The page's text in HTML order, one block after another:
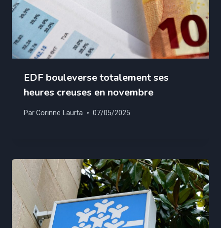
EDF bouleverse totalement ses
heures creuses en novembre
ParCorinne Laurta 07/05/2025